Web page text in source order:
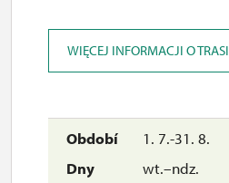
10.00 –
sob.
10.00 – 16.00
1. 7.-31. 8.
wt.–ndz.
WIĘCEJ INFORMACJI O